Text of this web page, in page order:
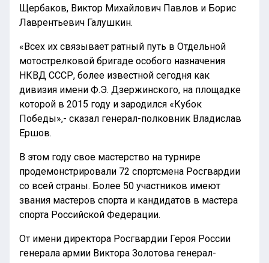
Щербаков, Виктор Михайлович Павлов и Борис
Лаврентьевич Галушкин.
«Всех их связывает ратный путь в Отдельной
мотострелковой бригаде особого назначения
НКВД СССР, более известной сегодня как
дивизия имени Ф.Э. Дзержинского, на площадке
которой в 2015 году и зародился «Кубок
Победы»,- сказал генерал-полковник Владислав
Ершов.
В этом году свое мастерство на турнире
продемонстрировали 72 спортсмена Росгвардии
со всей страны. Более 50 участников имеют
звания мастеров спорта и кандидатов в мастера
спорта Российской Федерации.
От имени директора Росгвардии Героя России
генерала армии Виктора Золотова генерал-